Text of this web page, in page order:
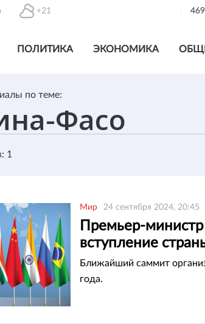
+21
ПОЛИТИКА ЭКОНОМИКА
по теме:
1
Мир 24 сентября 2024, 20:45
Премьер-
вступление
Ближайший саммит
года.